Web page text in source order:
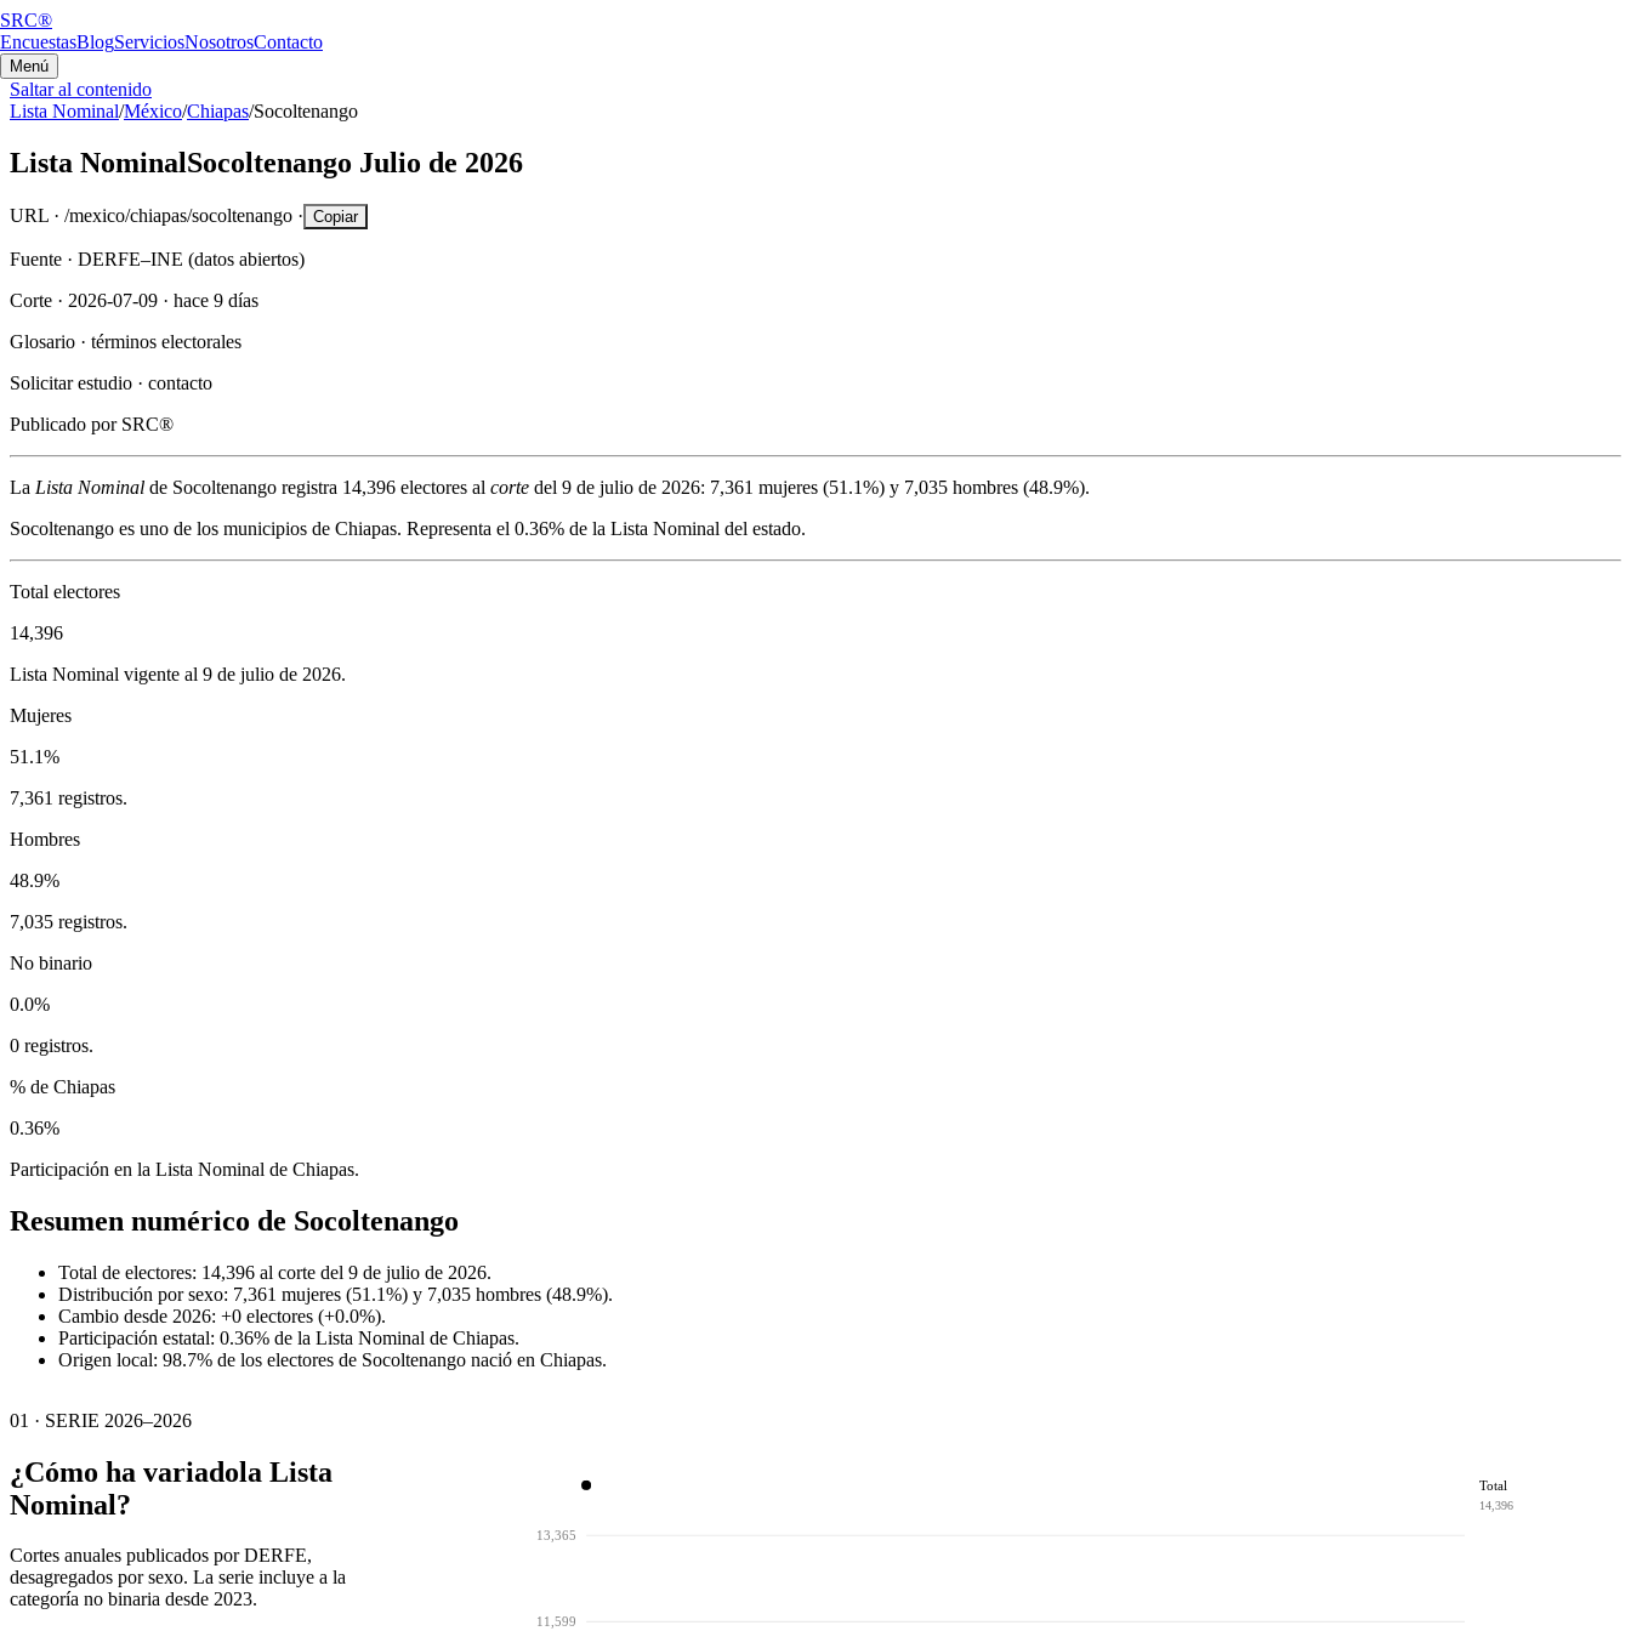
SRC®
EncuestasBlogServiciosNosotrosContacto
Menú
Saltar al contenido
Lista Nominal/México/Chiapas/Socoltenango
Lista NominalSocoltenango Julio de 2026
URL · /mexico/chiapas/socoltenango · Copiar
Fuente · DERFE–INE (datos abiertos)
Corte · 2026-07-09 · hace 9 días
Glosario · términos electorales
Solicitar estudio · contacto
Publicado por SRC®
La Lista Nominal de Socoltenango registra 14,396 electores al corte del 9 de julio de 2026: 7,361 mujeres (51.1%) y 7,035 hombres (48.9%).
Socoltenango es uno de los municipios de Chiapas. Representa el 0.36% de la Lista Nominal del estado.
Total electores
14,396
Lista Nominal vigente al 9 de julio de 2026.
Mujeres
51.1%
7,361 registros.
Hombres
48.9%
7,035 registros.
No binario
0.0%
0 registros.
% de Chiapas
0.36%
Participación en la Lista Nominal de Chiapas.
Resumen numérico de Socoltenango
Total de electores: 14,396 al corte del 9 de julio de 2026.
Distribución por sexo: 7,361 mujeres (51.1%) y 7,035 hombres (48.9%).
Cambio desde 2026: +0 electores (+0.0%).
Participación estatal: 0.36% de la Lista Nominal de Chiapas.
Origen local: 98.7% de los electores de Socoltenango nació en Chiapas.
01 · SERIE 2026–2026
¿Cómo ha variadola Lista
Nominal?
Cortes anuales publicados por DERFE,
desagregados por sexo. La serie incluye a la
categoría no binaria desde 2023.
11,599
13,365
Total
14,396